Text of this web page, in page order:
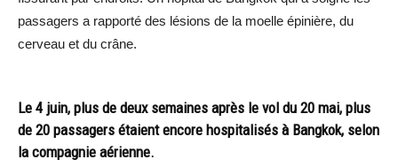
passagers a rapporté des lésions de la moelle épinière, du
cerveau et du crâne.
Le 4 juin, plus de deux semaines après le vol du 20 mai, plus
de 20 passagers étaient encore hospitalisés à Bangkok, selon
la compagnie aérienne.